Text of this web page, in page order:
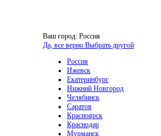
Ваш город: Россия
Да, все верно Выбрать другой
Россия
Ижевск
Екатеринбург
Нижний Новгород
Челябинск
Саратов
Красноярск
Краснодар
Мурманск